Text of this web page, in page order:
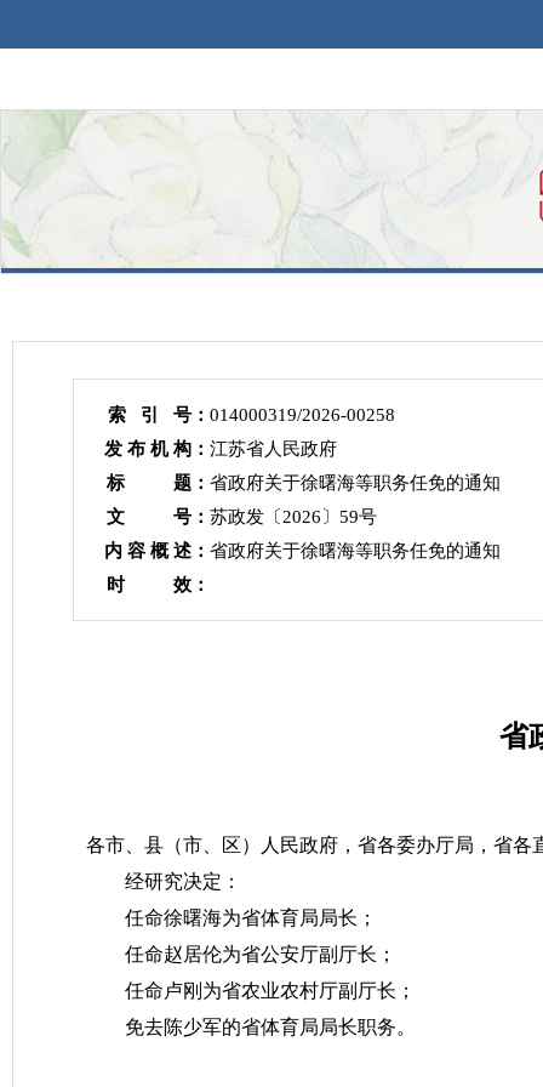
索 引 号： 014000319/2026-00258
发 布 机 构： 江苏省人民政府
标 题： 省政府关于徐曙海等职务任免的通知
文 号： 苏政发〔2026〕59号
内 容 概 述： 省政府关于徐曙海等职务任免的通知
时 效：
省
各市、县（市、区）人民政府，省各委办厅局，省各
经研究决定：
任命徐曙海为省体育局局长；
任命赵居伦为省公安厅副厅长；
任命卢刚为省农业农村厅副厅长；
免去陈少军的省体育局局长职务。